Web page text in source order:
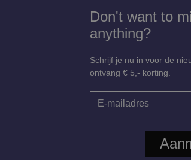
Don't want to
anything?
Schrijf je nu in voor de
ontvang € 5,- korting.